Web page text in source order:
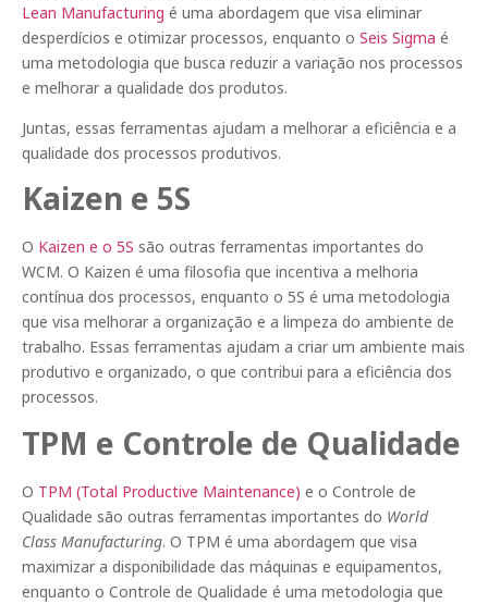
Lean Manufacturing é uma abordagem que visa eliminar
desperdícios e otimizar processos, enquanto o Seis Sigma é
uma metodologia que busca reduzir a variação nos processos
e melhorar a qualidade dos produtos.
Juntas, essas ferramentas ajudam a melhorar a eficiência e a
qualidade dos processos produtivos.
Kaizen e 5S
O Kaizen e o 5S são outras ferramentas importantes do
WCM. O Kaizen é uma filosofia que incentiva a melhoria
contínua dos processos, enquanto o 5S é uma metodologia
que visa melhorar a organização e a limpeza do ambiente de
trabalho. Essas ferramentas ajudam a criar um ambiente mais
produtivo e organizado, o que contribui para a eficiência dos
processos.
TPM e Controle de Qualidade
O TPM (Total Productive Maintenance) e o Controle de
Qualidade são outras ferramentas importantes do World
Class Manufacturing. O TPM é uma abordagem que visa
maximizar a disponibilidade das máquinas e equipamentos,
enquanto o Controle de Qualidade é uma metodologia que